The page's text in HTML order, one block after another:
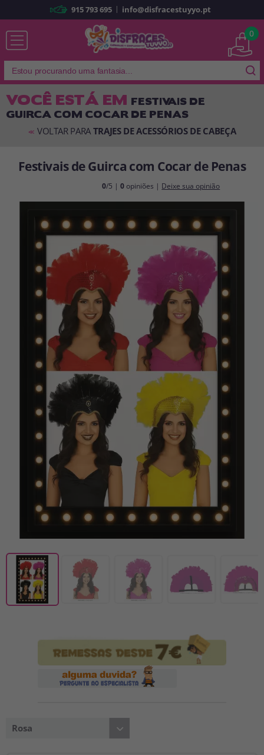
Já sou cliente
Lembrar-me Esqueceu sua senha?
É a minha primeira vez
Sou novo
Ao criar uma conta em disfracestuyyo.pt
, você poderá fazer suas
compras rapidamente em nossa loja virtual, verificar o status de seus
pedidos e consultar suas operações anteriores.
Vá em frente! Estávamos esperando por você.
CRIAR CONTA
915 793 695 | info@disfracestuyyo.pt
0
VOCÊ ESTÁ EM FESTIVAIS DE
GUIRCA COM COCAR DE PENAS
<< VOLTAR PARA TRAJES DE ACESSÓRIOS DE CABEÇA
Festivais de Guirca com Cocar de Penas
0/5 |0 opiniões | Deixe sua opinião
Rosa